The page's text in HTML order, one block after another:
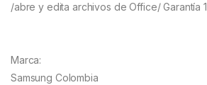
/abre y edita archivos de Office/ Garantía
Marca:
Samsung Colombia